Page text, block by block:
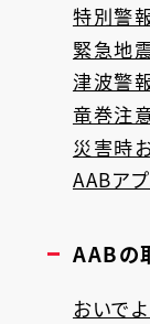
特別警
緊急地
津波警
竜巻注
災害時
AABア
AABの
おいでよ